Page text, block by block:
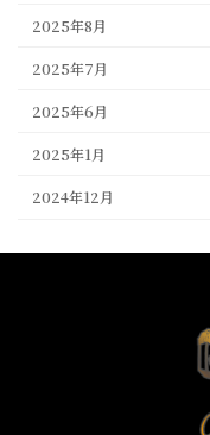
2025年8月
2025年7月
2025年6月
2025年1月
2024年12月